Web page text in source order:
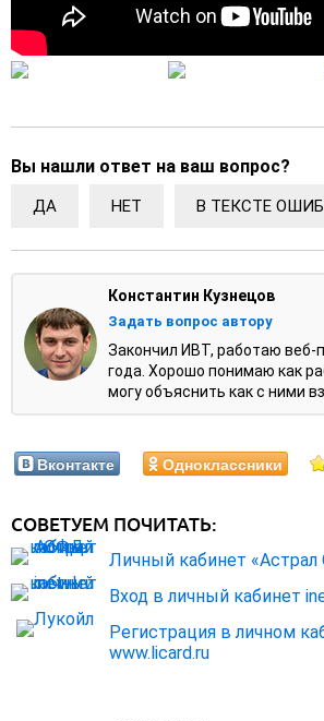
Вы нашли ответ на ваш вопрос?
ДА НЕТ В ТЕКСТЕ
Константин Кузнецов
Задать вопрос автору
Закончил ИВТ, работаю веб-
года. Хорошо понимаю как
могу объяснить как с ними
Вконтакте Одноклассники
СОВЕТУЕМ ПОЧИТАТЬ:
Личный кабинет
Вход в личный кабинет
Регистрация в личном
www.licard.ru